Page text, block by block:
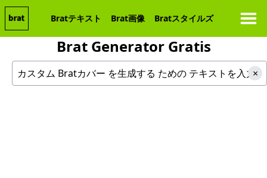
Bratテキスト Brat画像 Bratスタイルズ
Brat Generator Gratis
カスタムBratカバーを生成する
×